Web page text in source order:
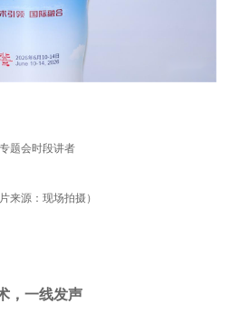
专题会时段讲者
片来源：现场拍摄）
，一线发声